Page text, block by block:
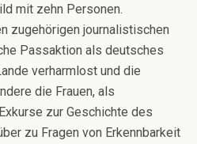
mit zehn Personen.
zugehörigen journalistischen
Passaktion als deutsches
verharmlost und die
die Frauen, als
zur Geschichte des
zu Fragen von Erkennbarkeit